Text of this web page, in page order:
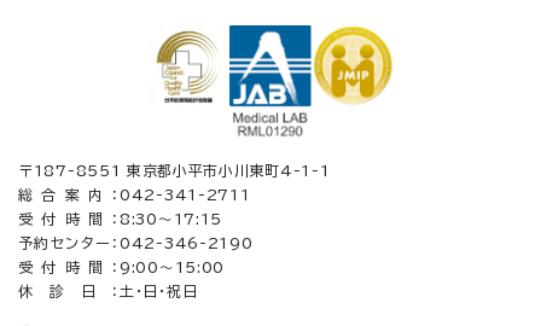
〒187-8551 東京都小平市小川東町4-1-1
総合案内： 042-341-2711
受付時間： 8:30〜17:15
予約センター： 042-346-2190
受付時間： 9:00～15:00
休診日： 土・日・祝日